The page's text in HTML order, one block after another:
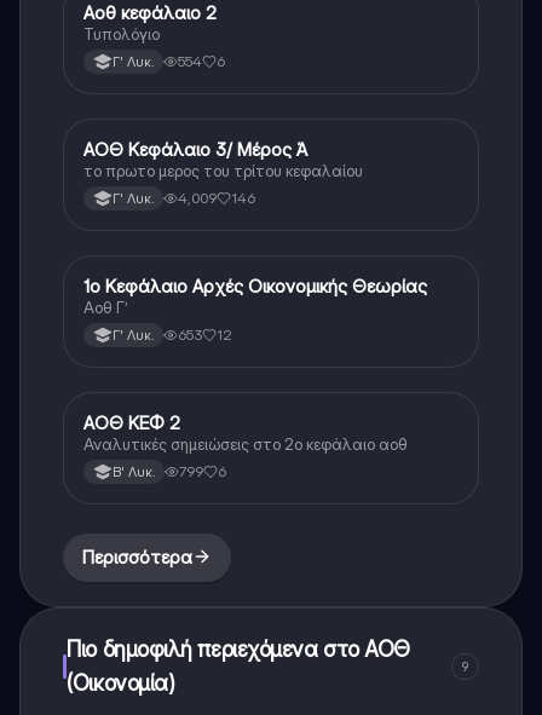
ΑΟΘ (Οικονομία)
Αοθ κεφάλαιο 2
Τυπολόγιο
Γ' Λυκ. 554 6
ΑΟΘ (Οικονομία)
ΑΟΘ Κεφάλαιο 3/ Μέρος Ά
το πρωτο μερος του τρίτου κεφαλαίου
Γ' Λυκ. 4,009 146
ΑΟΘ (Οικονομία)
1ο Κεφάλαιο Αρχές Οικονομικής Θεωρίας
Αοθ Γ’
Γ' Λυκ. 653 12
ΑΟΘ (Οικονομία)
ΑΟΘ ΚΕΦ 2
Αναλυτικές σημειώσεις στο 2ο κεφάλαιο αοθ
Β' Λυκ. 799 6
Περισσότερα
Πιο δημοφιλή περιεχόμενα στο ΑΟΘ
(Οικονομία)
9